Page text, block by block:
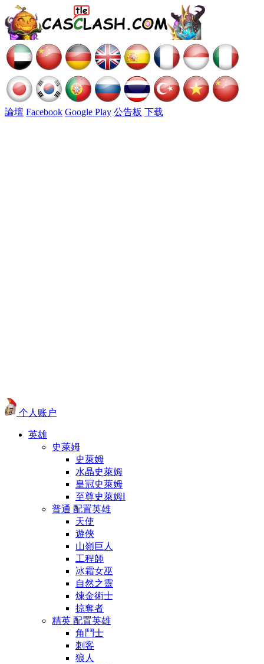
論壇 Facebook Google Play 公告板 下载
个人账户
英雄
史萊姆
史萊姆
水晶史萊姆
皇冠史萊姆
至尊史萊姆Ⅰ
普通 配置英雄
天使
遊俠
山嶺巨人
工程師
冰霜女巫
自然之靈
煉金術士
掠奪者
精英 配置英雄
角鬥士
刺客
狼人